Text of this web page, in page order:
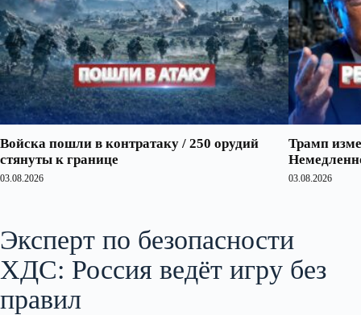
Войска пошли в контратаку / 250 орудий
стянуты к границе
03.08.2026
Трамп
03.08.2026
Эксперт по безопасности
ХДС: Россия ведёт игру без
правил